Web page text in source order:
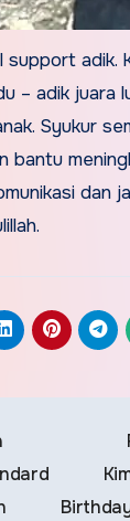
support adik.
– adik juara
Syukur
bantu
dan